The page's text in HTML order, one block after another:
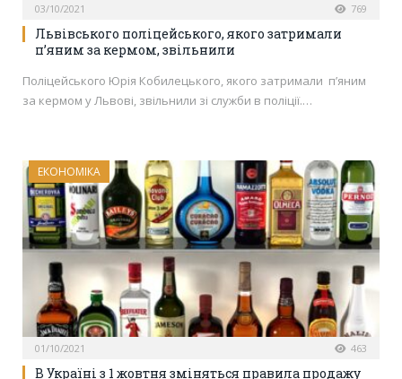
03/10/2021 769
Львівського поліцейського, якого затримали
п’яним за кермом, звільнили
Поліцейського Юрія Кобилецького, якого затримали п’яним
за кермом у Львові, звільнили зі служби в поліції.…
ЕКОНОМІКА
01/10/2021 463
В Україні з 1 жовтня зміняться правила продажу